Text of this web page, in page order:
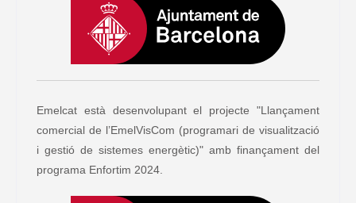
Emelcat està desenvolupant el projecte "Llançament
comercial de l’EmelVisCom (programari de visualització
i gestió de sistemes energètic)" amb finançament del
programa Enfortim 2024.